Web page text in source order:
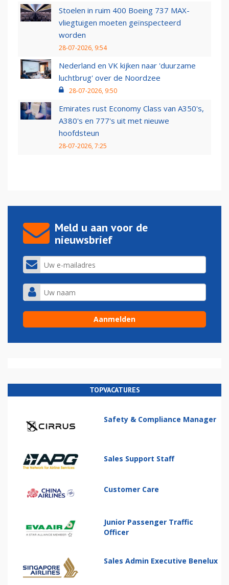
Stoelen in ruim 400 Boeing 737 MAX-
vliegtuigen moeten geïnspecteerd
worden
28-07-2026, 9:54
Nederland en VK kijken naar 'duurzame
luchtbrug' over de Noordzee
28-07-2026, 9:50
Emirates rust Economy Class van A350's,
A380's en 777's uit met nieuwe
hoofdsteun
28-07-2026, 7:25
Meld u aan voor de
nieuwsbrief
TOPVACATURES
Safety & Compliance Manager
Sales Support Staff
Customer Care
Junior Passenger Traffic
Officer
Sales Admin Executive Benelux